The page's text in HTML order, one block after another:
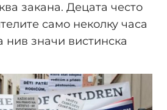
закана. Децата често
само неколку часа
значи вистинска